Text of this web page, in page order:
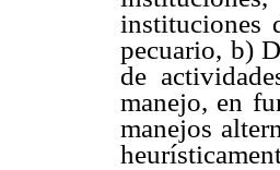
instituciones
pecuario, b)
de
manejo, en
manejos